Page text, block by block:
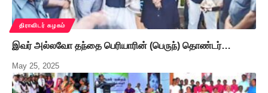
திராவிடர் கழகம்
இவர் அல்லவோ தந்தை பெரியாரின் (பெருந்) தொண்டர்…
May 25, 2025